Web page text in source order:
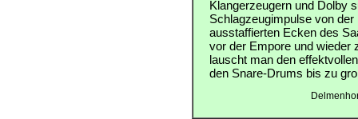
Klangerzeugern und Dolby
Schlagzeugimpulse von
ausstaffierten Ecken des
vor der Empore und wieder
lauscht man den
den Snare-Drums bis zu